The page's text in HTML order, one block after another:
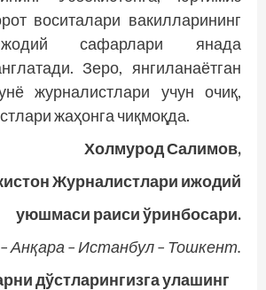
воситалари вакилларининг
сафарлари янада
Зеро, янгиланаётган
журналистлари учун очиқ,
жаҳонга чиқмоқда.
Холмурод Салимов,
Журналистлари ижодий
уюшмаси раиси ўринбосари.
Анқара – Истанбул – Тошкент.
дўстларингизга улашинг